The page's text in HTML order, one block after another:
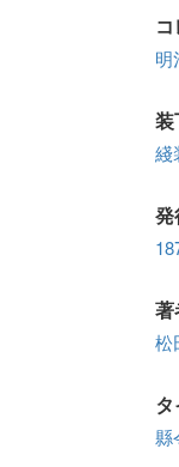
明
装
綫
発
著
松
縣